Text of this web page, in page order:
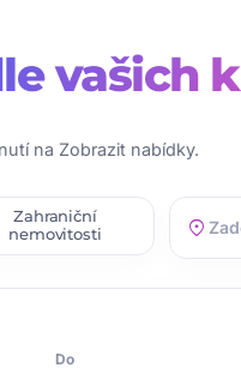
vašich
na Zobrazit nabídky.
Zahraniční
nemovitosti
location_on
Do